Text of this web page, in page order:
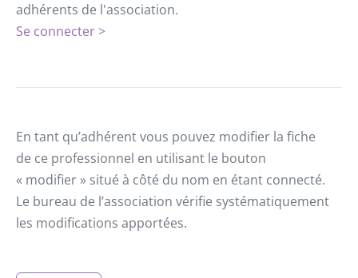
adhérents de l'association.
Se connecter >
En tant qu’adhérent vous pouvez modifier la fiche
de ce professionnel en utilisant le bouton
« modifier » situé à côté du nom en étant connecté.
Le bureau de l’association vérifie systématiquement
les modifications apportées.